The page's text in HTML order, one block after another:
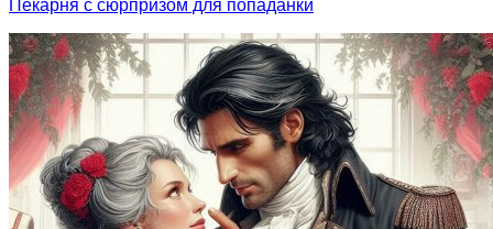
Пекарня с сюрпризом для попаданки